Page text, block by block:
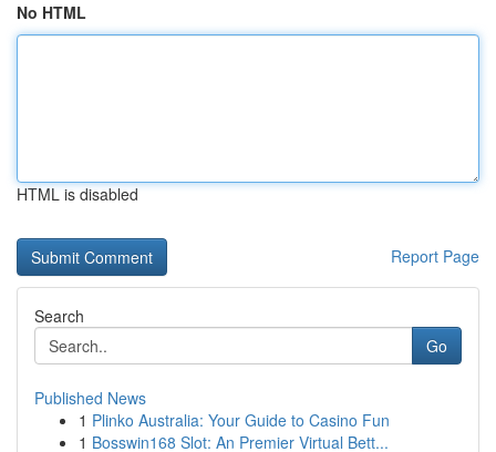
No HTML
HTML is disabled
Report Page
Search
Go
Published News
1 Plinko Australia: Your Guide to Casino Fun
1 Bosswin168 Slot: An Premier Virtual Bett...